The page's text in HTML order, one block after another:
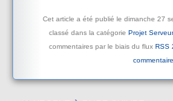
Cet article a été publié le dimanche 27
classé dans la catégorie Projet Serveur
commentaires par le biais du flux RSS
commentaire